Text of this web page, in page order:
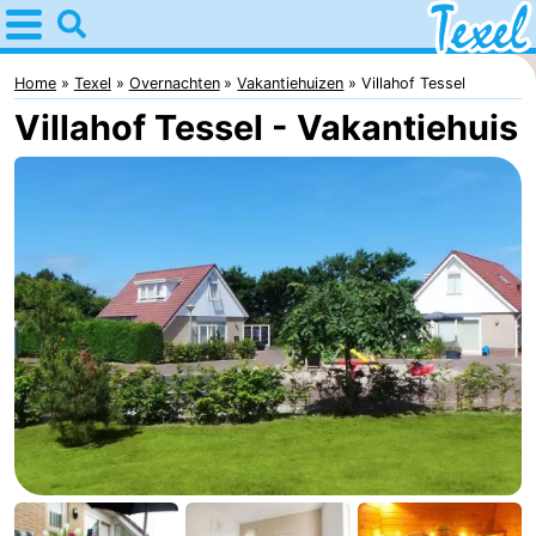
Home
Texel
Tips
-
Den
Burg
-
Den
Hoorn
-
De
Cocksdorp
De
-
Home Texel Overnachten Vakantiehuizen Villahof Tessel
Villahof Tessel - Vakantiehuis